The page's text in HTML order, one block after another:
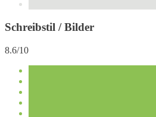
Schreibstil / Bilder
8.6/10